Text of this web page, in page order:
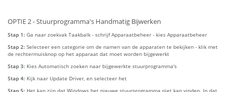
OPTIE 2 - Stuurprogramma's Handmatig Bijwerken
Stap 1: Ga naar zoekvak Taakbalk - schrijf Apparaatbeheer - kies Apparaatbeheer
Stap 2: Selecteer een categorie om de namen van de apparaten te bekijken - klik met
de rechtermuisknop op het apparaat dat moet worden bijgewerkt
Stap 3: Kies Automatisch zoeken naar bijgewerkte stuurprogramma's
Stap 4: Kijk naar Update Driver, en selecteer het
Stap 5: Het kan zijn dat Windows het nieuwe stuurprogramma niet kan vinden. In dat